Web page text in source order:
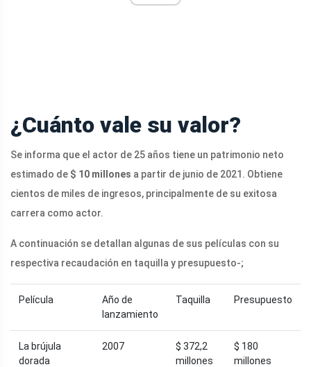
¿Cuánto vale su valor?
Se informa que el actor de 25 años tiene un patrimonio neto
estimado de $ 10 millones a partir de junio de 2021. Obtiene
cientos de miles de ingresos, principalmente de su exitosa
carrera como actor.
A continuación se detallan algunas de sus películas con su
respectiva recaudación en taquilla y presupuesto-;
Película
Año de
lanzamiento
Taquilla Presupuesto
La brújula
dorada
2007
$ 372,2
millones
$ 180
millones